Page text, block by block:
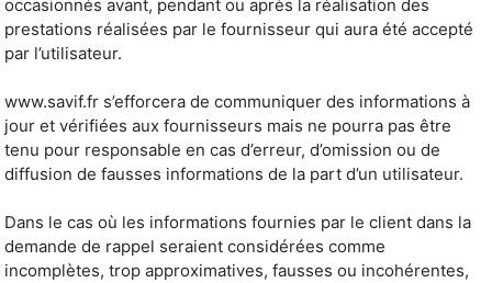
occasionnés avant, pendant ou après la réalisation des
prestations réalisées par le fournisseur qui aura été accepté
par l’utilisateur.
www.savif.fr s’efforcera de communiquer des informations à
jour et vérifiées aux fournisseurs mais ne pourra pas être
tenu pour responsable en cas d’erreur, d’omission ou de
diffusion de fausses informations de la part d’un utilisateur.
Dans le cas où les informations fournies par le client dans la
demande de rappel seraient considérées comme
incomplètes, trop approximatives, fausses ou incohérentes,